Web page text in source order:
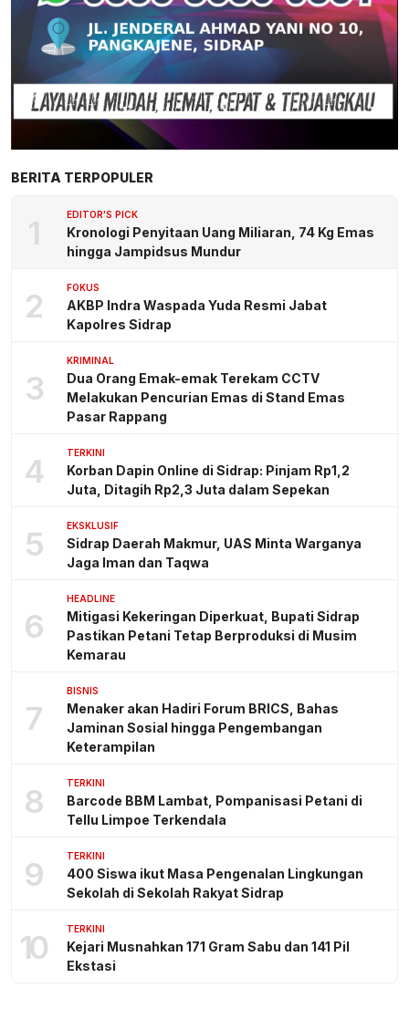
BERITA TERPOPULER
1 EDITOR'S PICK
Kronologi Penyitaan Uang Miliaran, 74 Kg Emas
hingga Jampidsus Mundur
2 FOKUS
AKBP Indra Waspada Yuda Resmi Jabat
Kapolres Sidrap
3
KRIMINAL
Dua Orang Emak-emak Terekam CCTV
Melakukan Pencurian Emas di Stand Emas
Pasar Rappang
4 TERKINI
Korban Dapin Online di Sidrap: Pinjam Rp1,2
Juta, Ditagih Rp2,3 Juta dalam Sepekan
5 EKSKLUSIF
Sidrap Daerah Makmur, UAS Minta Warganya
Jaga Iman dan Taqwa
6
HEADLINE
Mitigasi Kekeringan Diperkuat, Bupati Sidrap
Pastikan Petani Tetap Berproduksi di Musim
Kemarau
7
BISNIS
Menaker akan Hadiri Forum BRICS, Bahas
Jaminan Sosial hingga Pengembangan
Keterampilan
8 TERKINI
Barcode BBM Lambat, Pompanisasi Petani di
Tellu Limpoe Terkendala
9 TERKINI
400 Siswa ikut Masa Pengenalan Lingkungan
Sekolah di Sekolah Rakyat Sidrap
10 TERKINI
Kejari Musnahkan 171 Gram Sabu dan 141 Pil
Ekstasi